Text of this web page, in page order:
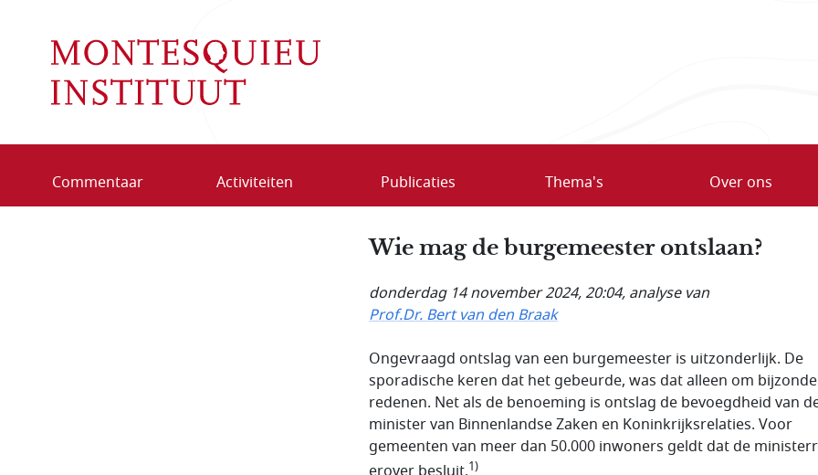
Commentaar Activiteiten Publicaties Thema's Over ons
Wie mag de burgemeester ontslaan?
donderdag 14 november 2024, 20:04, analyse van
Prof.Dr. Bert van den Braak
Ongevraagd ontslag van een burgemeester is uitzonderlijk. De
sporadische keren dat het gebeurde, was dat alleen om
redenen. Net als de benoeming is ontslag de bevoegdheid van
minister van Binnenlandse Zaken en Koninkrijksrelaties. Voor
gemeenten van meer dan 50.000 inwoners geldt dat de
1)